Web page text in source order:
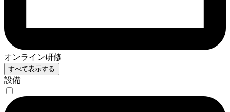
オンライン研修
すべて表示する
設備